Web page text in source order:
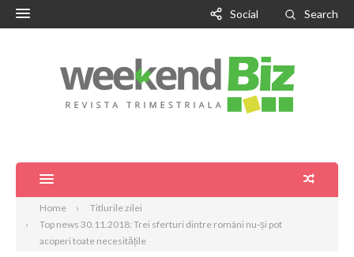
Social Search
Home
Titlurile zilei
Top news 30.11.2018: Trei sferturi dintre români nu-și pot
acoperi toate necesitățile